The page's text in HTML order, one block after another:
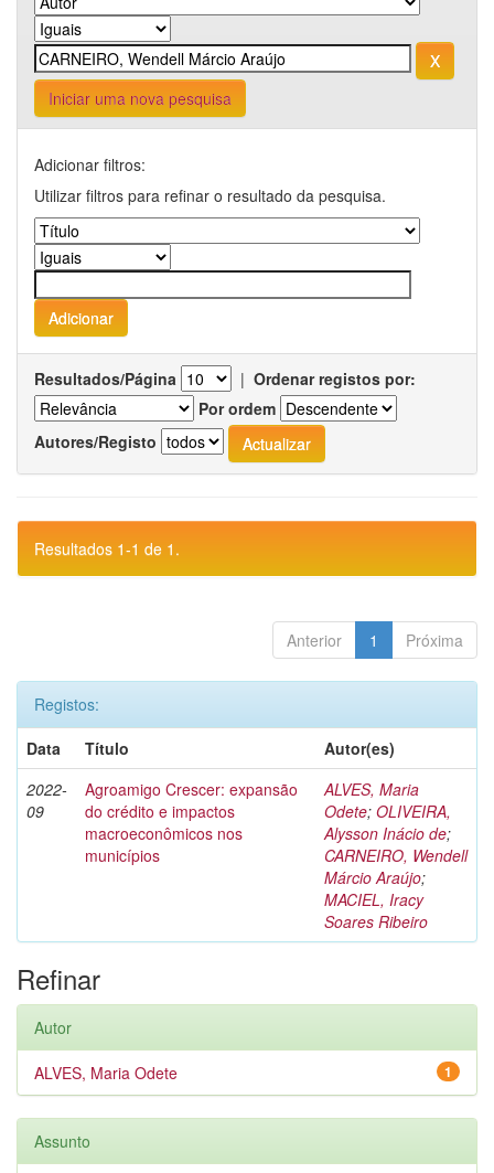
Iniciar uma nova pesquisa
Adicionar filtros:
Utilizar filtros para refinar o resultado da pesquisa.
Resultados/Página | Ordenar registos por:
Por ordem
Autores/Registo
Resultados 1-1 de 1.
Anterior 1 Próxima
Registos:
Data
Título
Autor(es)
2022-
09
Agroamigo Crescer: expansão
do crédito e impactos
macroeconômicos nos
municípios
ALVES, Maria
Odete; OLIVEIRA,
Alysson Inácio de;
CARNEIRO, Wendell
Márcio Araújo;
MACIEL, Iracy
Soares Ribeiro
Refinar
Autor
1
ALVES, Maria Odete
Assunto